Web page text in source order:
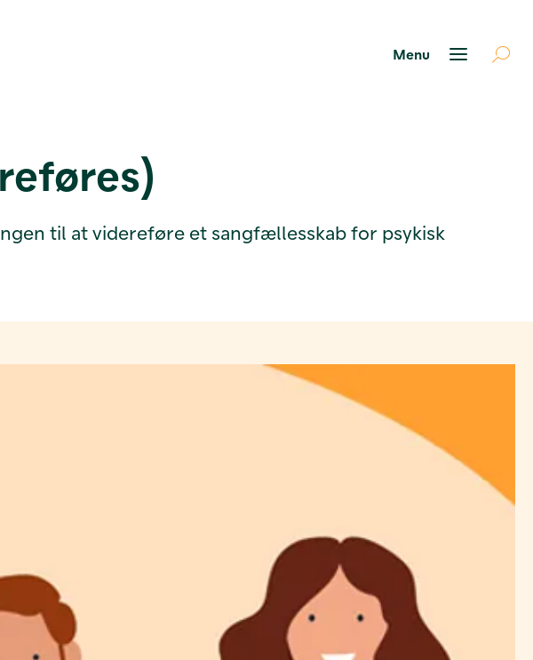
til at videreføre et sangfællesskab for psykisk